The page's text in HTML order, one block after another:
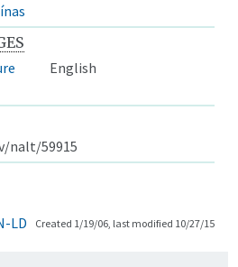
English
nalt/59915
LD Created 1/19/06, last modified 10/27/15